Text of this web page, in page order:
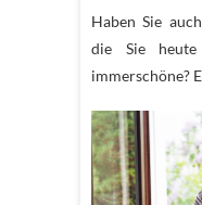
Haben Sie
die Sie heute
immerschöne?